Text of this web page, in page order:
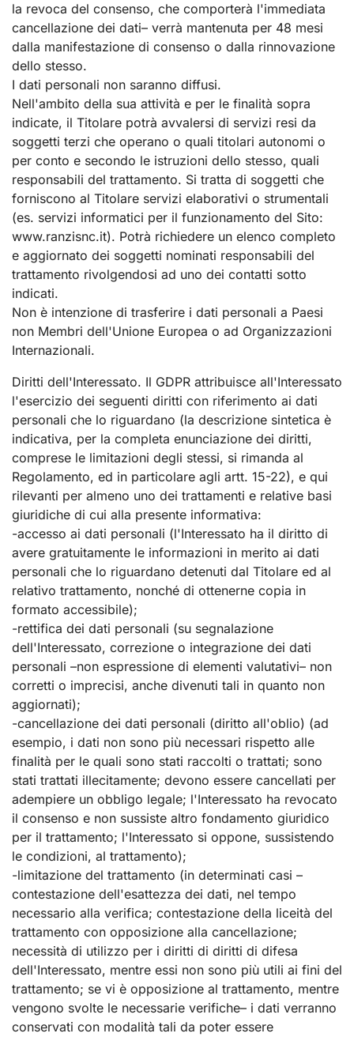
la revoca del consenso, che comporterà l'immediata
cancellazione dei dati– verrà mantenuta per 48 mesi
dalla manifestazione di consenso o dalla rinnovazione
dello stesso.
I dati personali non saranno diffusi.
Nell'ambito della sua attività e per le finalità sopra
indicate, il Titolare potrà avvalersi di servizi resi da
soggetti terzi che operano o quali titolari autonomi o
per conto e secondo le istruzioni dello stesso, quali
responsabili del trattamento. Si tratta di soggetti che
forniscono al Titolare servizi elaborativi o strumentali
(es. servizi informatici per il funzionamento del Sito:
www.ranzisnc.it). Potrà richiedere un elenco completo
e aggiornato dei soggetti nominati responsabili del
trattamento rivolgendosi ad uno dei contatti sotto
indicati.
Non è intenzione di trasferire i dati personali a Paesi
non Membri dell'Unione Europea o ad Organizzazioni
Internazionali.
Diritti dell'Interessato. Il GDPR attribuisce all'Interessato
l'esercizio dei seguenti diritti con riferimento ai dati
personali che lo riguardano (la descrizione sintetica è
indicativa, per la completa enunciazione dei diritti,
comprese le limitazioni degli stessi, si rimanda al
Regolamento, ed in particolare agli artt. 15-22), e qui
rilevanti per almeno uno dei trattamenti e relative basi
giuridiche di cui alla presente informativa:
-accesso ai dati personali (l'Interessato ha il diritto di
avere gratuitamente le informazioni in merito ai dati
personali che lo riguardano detenuti dal Titolare ed al
relativo trattamento, nonché di ottenerne copia in
formato accessibile);
-rettifica dei dati personali (su segnalazione
dell'Interessato, correzione o integrazione dei dati
personali –non espressione di elementi valutativi– non
corretti o imprecisi, anche divenuti tali in quanto non
aggiornati);
-cancellazione dei dati personali (diritto all'oblio) (ad
esempio, i dati non sono più necessari rispetto alle
finalità per le quali sono stati raccolti o trattati; sono
stati trattati illecitamente; devono essere cancellati per
adempiere un obbligo legale; l'Interessato ha revocato
il consenso e non sussiste altro fondamento giuridico
per il trattamento; l'Interessato si oppone, sussistendo
le condizioni, al trattamento);
-limitazione del trattamento (in determinati casi –
contestazione dell'esattezza dei dati, nel tempo
necessario alla verifica; contestazione della liceità del
trattamento con opposizione alla cancellazione;
necessità di utilizzo per i diritti di diritti di difesa
dell'Interessato, mentre essi non sono più utili ai fini del
trattamento; se vi è opposizione al trattamento, mentre
vengono svolte le necessarie verifiche– i dati verranno
conservati con modalità tali da poter essere